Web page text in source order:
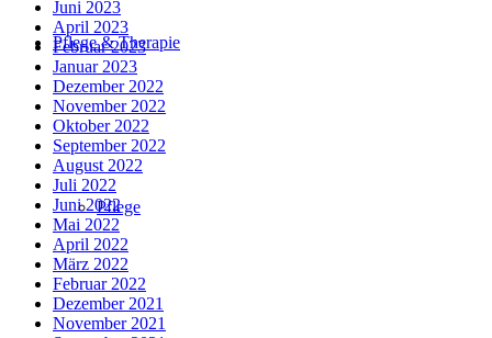
Pflege & Therapie
Pflege
Juni 2023
April 2023
Februar 2023
Januar 2023
Dezember 2022
November 2022
Oktober 2022
September 2022
August 2022
Juli 2022
Juni 2022
Mai 2022
April 2022
März 2022
Februar 2022
Dezember 2021
November 2021